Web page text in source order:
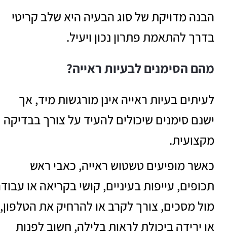
הבנה מדויקת של סוג הבעיה היא שלב קריטי
בדרך להתאמת פתרון נכון ויעיל.
מהם הסימנים לבעיות ראייה?
לעיתים בעיות ראייה אינן מורגשות מיד, אך
ישנם סימנים שיכולים להעיד על צורך בבדיקה
מקצועית.
כאשר מופיעים טשטוש ראייה, כאבי ראש
תכופים, עייפות בעיניים, קושי בקריאה או
מול מסכים, צורך לקרב או להרחיק את הטלפון,
או ירידה ביכולת לראות בלילה, חשוב לפנות